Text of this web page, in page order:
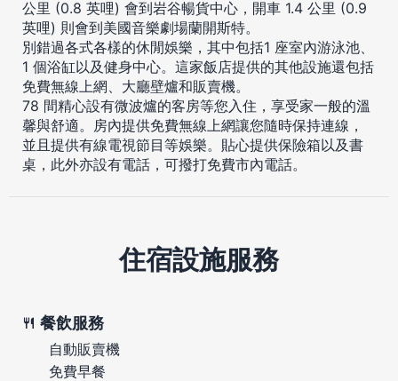
公里 (0.8 英哩) 會到岩谷暢貨中心，開車 1.4 公里 (0.9
英哩) 則會到美國音樂劇場蘭開斯特。
別錯過各式各樣的休閒娛樂，其中包括1 座室內游泳池、
1 個浴缸以及健身中心。這家飯店提供的其他設施還包括
免費無線上網、大廳壁爐和販賣機。
78 間精心設有微波爐的客房等您入住，享受家一般的溫
馨與舒適。房內提供免費無線上網讓您隨時保持連線，
並且提供有線電視節目等娛樂。貼心提供保險箱以及書
桌，此外亦設有電話，可撥打免費市內電話。
住宿設施服務
餐飲服務
自動販賣機
免費早餐